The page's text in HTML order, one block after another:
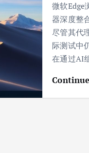
微软Edge
器深度整
尽管其代
际测试中
在通过AI